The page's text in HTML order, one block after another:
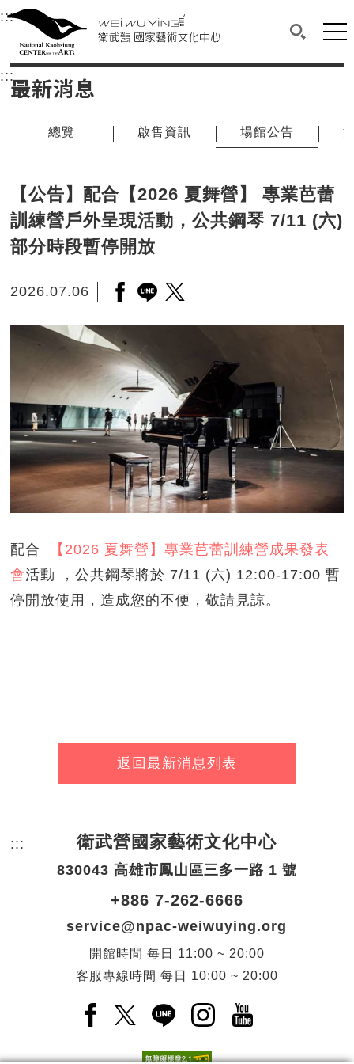
衛武營國家藝術文化中心
中央內容區塊，為本頁主要內容區。
:::選單連結區塊，此區塊列有本網站主要連結。
衛武營國家藝術文化中心
搜尋(開
網
:::中央內容區塊，為本頁主要內容區。
最新消息
總覽 啟售資訊 場館公告
【公告】配合【2026 夏舞營】 專業芭蕾
訓練營戶外呈現活動，公共鋼琴 7/11 (六)
部分時段暫停開放
2026.07.06 另開新視窗分享至facebook
另開新視窗分享至line
另開新視窗分享至twitter
配合
【2026 夏舞營】專業芭蕾訓練營成果發表
會活動 ，公共鋼琴將於 7/11 (六) 12:00-17:00 暫
停開放使用，造成您的不便，敬請見諒。
返回最新消息列表
::: 頁尾網站資訊。
衛武營國家藝術文化中心
830043 高雄市鳳山區三多一路 1 號
+886 7-262-6666
service@npac-weiwuying.org
開館時間 每日
11:00 ~ 20:00
客服專線時間 每日 10:00 ~ 20:00
Facebook(另開新視窗)
X(另開新視窗)
LINE(另開新視窗)
Instagram(另開新視
YouTube(另開